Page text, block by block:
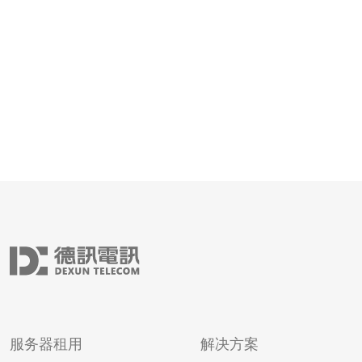
服务器租用 解决方案